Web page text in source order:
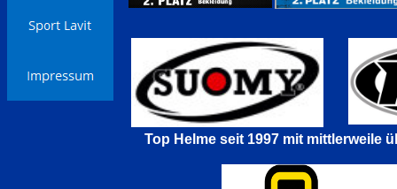
Top Helme seit 1997 mit mittlerweile